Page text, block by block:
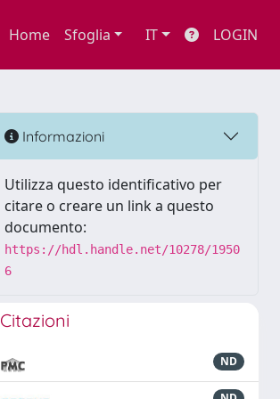
Home Sfoglia IT LOGIN
Informazioni
Utilizza questo identificativo per
citare o creare un link a questo
documento:
https://hdl.handle.net/10278/1950
6
Citazioni
ND